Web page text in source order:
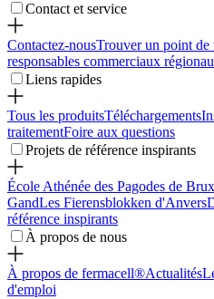
Contact et service
Contactez-nousTrouver un point de
responsables commerciaux
Liens rapides
Tous les produitsTéléchargements
traitementFoire aux questions
Projets de référence inspirants
École Athénée des Pagodes de
GandLes Fierensblokken d'Anvers
référence inspirants
À propos de nous
À propos de fermacell®Actualités
d'emploi